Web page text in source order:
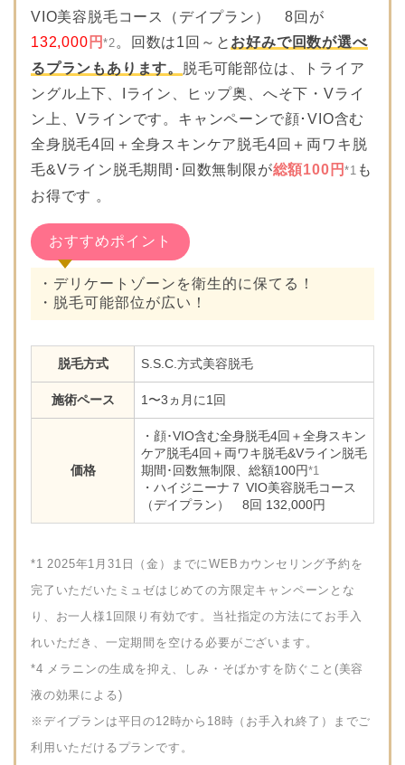
VIO美容脱毛コース（デイプラン） 8回が
132,000 円*2 。回数は1回～と お好みで回数が選べ
るプランもあります。
脱毛可能部位は、トライア
ングル上下、Iライン、ヒップ奥、へそ下・Vライ
ン上、Vラインです。キャンペーンで顔･VIO含む
全身脱毛4回＋全身スキンケア脱毛4回＋両ワキ脱
毛&Vライン脱毛期間･回数無制限が総額100円*1 も
お得です 。
おすすめポイント
・デリケートゾーンを衛生的に保てる！
・脱毛可能部位が広い！
脱毛方式 S.S.C.方式美容脱毛
施術ペース 1〜3ヵ月に1回
価格
・顔･VIO含む全身脱毛4回＋全身スキン
ケア脱毛4回＋両ワキ脱毛&Vライン脱毛
期間･回数無制限、総額100円*1
・ハイジニーナ７ VIO美容脱毛コース
（デイプラン） 8回 132,000円
*1 2025年1月31日（金）までにWEBカウンセリング予約を
完了いただいたミュゼはじめての方限定キャンペーンとな
り、お一人様1回限り有効です。当社指定の方法にてお手入
れいただき、一定期間を空ける必要がございます。
*4 メラニンの生成を抑え、しみ・そばかすを防ぐこと(美容
液の効果による)
※デイプランは平日の12時から18時（お手入れ終了）までご
利用いただけるプランです。